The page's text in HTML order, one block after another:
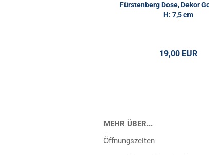
Fürstenberg Dose, Dekor
H: 7,5 cm
19,00 EUR
MEHR ÜBER...
Öffnungszeiten